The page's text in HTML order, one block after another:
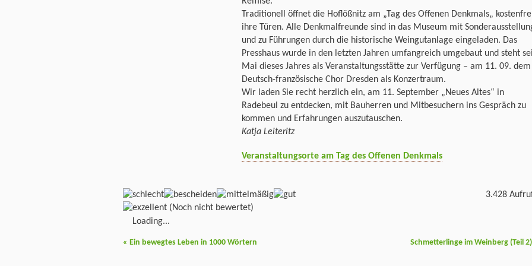
Traditionell öffnet die Hoflößnitz am „Tag des Offenen Denkmals„
ihre Türen. Alle Denkmalfreunde sind in das Museum mit
und zu Führungen durch die historische Weingutanlage eingeladen. Das
Presshaus wurde in den letzten Jahren umfangreich umgebaut und steht
Mai dieses Jahres als Veranstaltungsstätte zur Verfügung – am 11. 09. dem
Deutsch-französische Chor Dresden als Konzertraum.
Wir laden Sie recht herzlich ein, am 11. September „Neues Altes“ in
Radebeul zu entdecken, mit Bauherren und Mitbesuchern ins Gespräch zu
kommen und Erfahrungen auszutauschen.
Katja Leiteritz
Veranstaltungsorte am Tag des Offenen Denkmals
(Noch nicht bewertet)
Loading...
3.428
« Ein bewegtes Leben in 1000 Wörtern Schmetterlinge im Weinberg (Teil 2)